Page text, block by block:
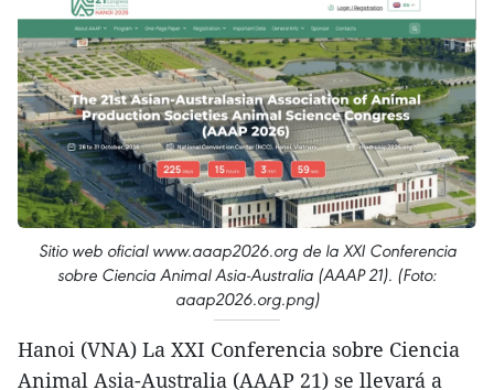
Sitio web oficial www.aaap2026.org de la XXI Conferencia
sobre Ciencia Animal Asia-Australia (AAAP 21). (Foto:
aaap2026.org.png)
Hanoi (VNA) La XXI Conferencia sobre Ciencia
Animal Asia-Australia (AAAP 21) se llevará a